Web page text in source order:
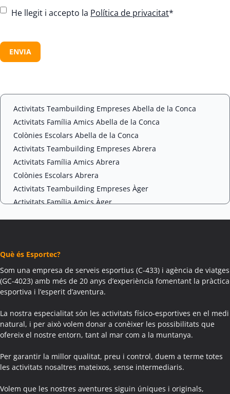
C
s
e
*
He llegit i accepto la Política de privacitat*
A
P
H
Activitats Teambuilding Empreses Abella de la Conca
Activitats Família Amics Abella de la Conca
Colònies Escolars Abella de la Conca
Activitats Teambuilding Empreses Abrera
Activitats Família Amics Abrera
Colònies Escolars Abrera
Activitats Teambuilding Empreses Àger
Activitats Família Amics Àger
Colònies Escolars Agramunt
Activitats Teambuilding Empreses Aguilar de Segarra
Activitats Família Amics Aguilar de Segarra
Colònies Escolars Aguilar de Segarra
Activitats Teambuilding Empreses Agullana
Activitats Família Amics Agullana
Colònies Escolars Agullana
Activitats Família Amics Aiguafreda
Activitats Teambuilding Empreses Aiguamúrcia
Què és Esportec?
Som una empresa de serveis esportius (C-433) i agència de viatges
(GC-4023) amb més de 20 anys d’experiència fomentant la pràctica
esportiva i l’esperit d’aventura.
La nostra especialitat són les activitats físico-esportives en el medi
natural, i per això volem donar a conèixer les possibilitats que
ofereix el nostre entorn, tant al mar com a la muntanya.
Per garantir la millor qualitat, preu i control, duem a terme totes
les activitats nosaltres mateixos, sense intermediaris.
Volem que les nostres aventures siguin úniques i originals,